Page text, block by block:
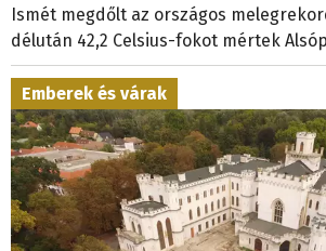
Ismét megdőlt az országos
délután 42,2 Celsius-fokot mértek
Emberek és várak